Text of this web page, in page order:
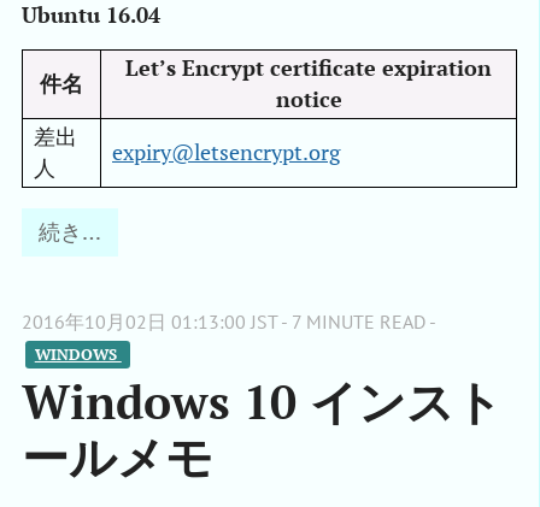
Ubuntu 16.04
件名
Let’s Encrypt certificate expiration
notice
差出
人
expiry@letsencrypt.org
続き…
2016年10月02日 01:13:00 JST - 7 MINUTE READ -
WINDOWS
Windows 10 インスト
ールメモ